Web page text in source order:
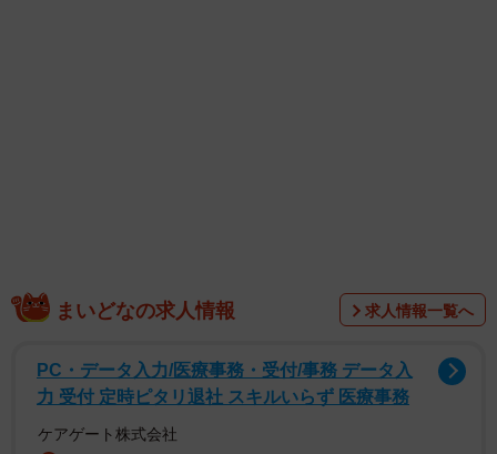
ア』が全国の男女1000名を対象として、2025年6月に実施
まいどなの求人情報 求人情報一覧へ
PC・データ入力/医療事務・受付/事務 データ入
力 受付 定時ピタリ退社 スキルいらず 医療事務
ケアゲート株式会社